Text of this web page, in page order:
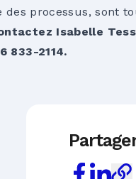
processus, sont
Isabelle
833-2114.